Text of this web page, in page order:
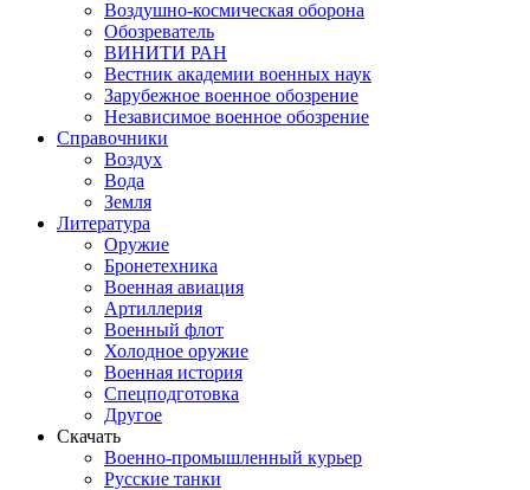
Воздушно-космическая оборона
Обозреватель
ВИНИТИ РАН
Вестник академии военных наук
Зарубежное военное обозрение
Независимое военное обозрение
Справочники
Воздух
Вода
Земля
Литература
Оружие
Бронетехника
Военная авиация
Артиллерия
Военный флот
Холодное оружие
Военная история
Спецподготовка
Другое
Скачать
Военно-промышленный курьер
Русские танки